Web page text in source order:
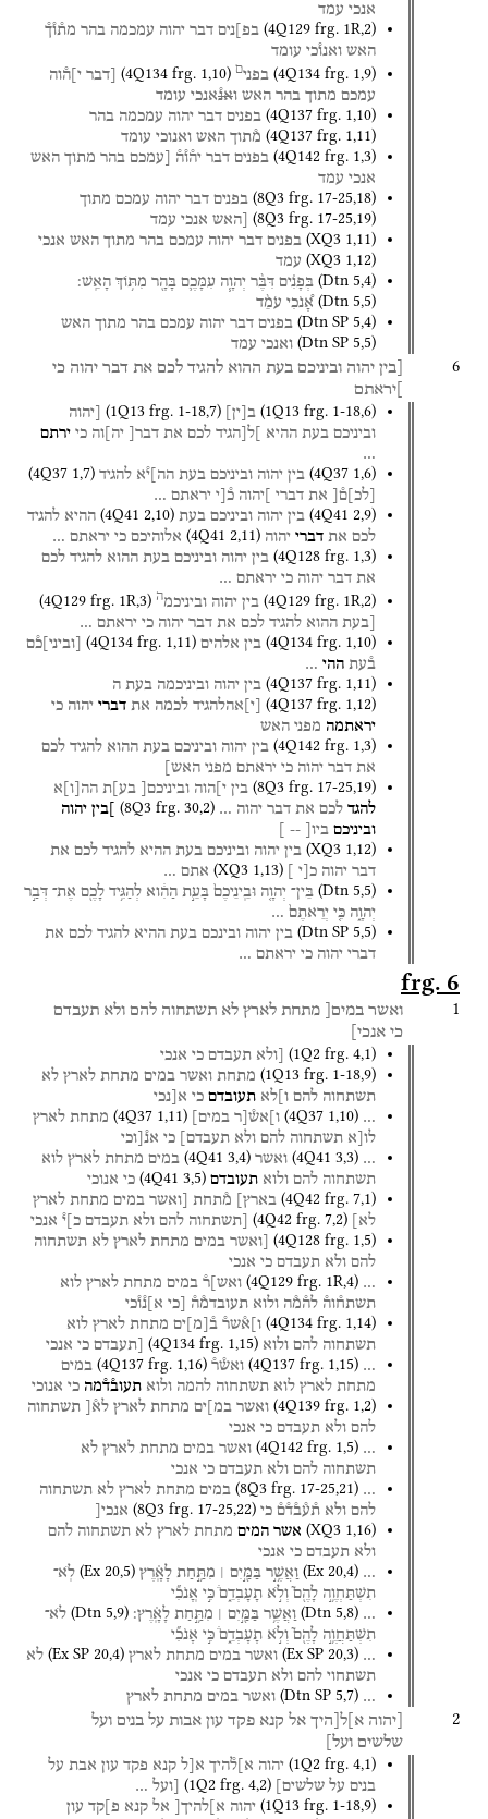
אנכי עמד
(4Q129 frg. 1R,2) בפ]נים דבר יהוה עמכמה בהר מת֯ו֯ך֯
האש ואנו֯כי עומד
(4Q134 frg. 1,9) בפנים (4Q134 frg. 1,10) [דבר י]ה֯וה
עמכם מתוך בהר האש ואנ֯אנכי עומד
(4Q137 frg. 1,10) בפנים דבר יהוה עמכמה בהר
(4Q137 frg. 1,11) מ֯תוך האש ואנוכי עומד
(4Q142 frg. 1,3) בפנים דבר יה֯ו֯ה֯ [עמכם בהר מתוך האש
אנכי עמד
(8Q3 frg. 17-25,18) בפנים דבר יהוה עמכם מתוך
(8Q3 frg. 17-25,19) [האש אנכי עמד
(XQ3 1,11) בפנים דבר יהוה עמכם בהר מתוך האש אנכי
(XQ3 1,12) עמד
(Dtn 5,4) בְּפָנִ֗ים דִּבֶּ֨ר יְהוָ֧ה עִמָּכֶ֛ם בָּהָ֖ר מִתּ֥וֹךְ הָאֵֽשׁ׃
(Dtn 5,5) אָ֠נֹכִי עֹמֵ֨ד
(Dtn SP 5,4) בפנים דבר יהוה עמכם בהר מתוך האש
(Dtn SP 5,5) ואנכי עמד
6 [בין יהוה וביניכם בעת ההוא להגיד לכם את דבר יהוה כי
]יראתם
(1Q13 frg. 1-18,6) ב ין (1Q13 frg. 1-18,7)
[יהוה
וביניכם בעת ההיא ]ל[הגיד לכם את דבר[ יה]וה כי ירתם
…
(4Q37 1,6) בין יהוה וביניכם בעת הה]י֯א להגיד (4Q37 1,7)
לכ ם֯[ את דברי ]יהוה כ֯[י יראתם …
(4Q41 2,9) בין יהוה וביניכם בעת (4Q41 2,10) ההיא להגיד
לכם את דברי יהוה (4Q41 2,11) אלוהיכם כי יראתם …
(4Q128 frg. 1,3) בין יהוה וביניכם בעת ההוא להגיד לכם
את דבר יהוה כי יראתם …
(4Q129 frg. 1R,2) בין יהוה וביניכמה (4Q129 frg. 1R,3)
[בעת ההוא להגיד לכם את דבר יהוה כי יראתם …
(4Q134 frg. 1,10) בין אלהים (4Q134 frg. 1,11) וביני כ֯ם
ב֯עת ההי …
(4Q137 frg. 1,11) בין יהוה וביניכמה בעת ה
(4Q137 frg. 1,12) י אהלהגיד לכמה את דברי יהוה כי
יראתמה מפני האש
(4Q142 frg. 1,3) בין יהוה וביניכם בעת ההוא להגיד לכם
את דבר יהוה כי יראתם מפני האש]
(8Q3 frg. 17-25,19) בין י]הוה וביניכם[ בע]ת הה ו א
להגד לכם את דבר יהוה …
(8Q3 frg. 30,2) ]בין יהוה
וביניכם ביו[ --
(XQ3 1,12) בין יהוה וביניכם בעת ההיא להגיד לכם את
דבר יהוה כ[י (XQ3 1,13) אתם …
(Dtn 5,5) בֵּין־ יְהוָ֤ה וּבֵֽינֵיכֶם֙ בָּעֵ֣ת הַהִ֔וא לְהַגִּ֥יד לָכֶ֖ם אֶת־ דְּבַ֣ר
יְהוָ֑ה כִּ֤י יְרֵאתֶם֙ …
(Dtn SP 5,5) בין יהוה ובינכם בעת ההיא להגיד לכם את
דברי יהוה כי יראתם …
frg. 6
1 ואשר במים[ מתחת לארץ לא תשתחוה להם ולא תעבדם
כי אנכי]
(1Q2 frg. 4,1) [ולא תעבדם כי אנכי
(1Q13 frg. 1-18,9) מתחת ואשר במים מתחת לארץ לא
תשתחוה להם ו]לא תעובדם כי א[נכי
…
(4Q37 1,10) ו]אש֯[ר במים] (4Q37 1,11) מתחת לארץ
לו[א תשתחוה להם ולא תעבדם] כי אנ֯[וכי
…
(4Q41 3,3) ואשר (4Q41 3,4) במים מתחת לארץ לוא
תשתחוה להם ולוא תעובדם (4Q41 3,5) כי אנוכי
(4Q42 frg. 7,1) בארץ] מ֯תחת [ואשר במים מתחת לארץ
לא]
(4Q42 frg. 7,2) [תשתחוה להם ולא תעבדם כ]י֯ אנכי
(4Q128 frg. 1,5) [ואשר במים מתחת לארץ לא תשתחוה
להם ולא תעבדם כי אנכי
…
(4Q129 frg. 1R,4) ואש]ר֯ במים מתחת לארץ לוא
תשתח֯וה֯ לה֯מ֯ה ולוא תעובדמ֯ה֯ [כי א]נ֯ו֯כי
(4Q134 frg. 1,14) ו]א֯שר֯ ב֯ מ ים מתחת לארץ לוא
תשתחוה להם ולוא (4Q134 frg. 1,15) [תעבדם כי אנכי
…
(4Q137 frg. 1,15) ואש֯ר֯ (4Q137 frg. 1,16)
במים
מתחת לארץ לוא תשתחוה להמה ולוא תעוב֯ד֯מה כי אנוכי
(4Q139 frg. 1,2) ואשר במ]ים מתחת לארץ לא֯[
תשתחוה
להם ולא תעבדם כי אנכי
…
(4Q142 frg. 1,5) ואשר במים מתחת לארץ לא
תשתחוה להם ולא תעבדם כי אנכי
…
(8Q3 frg. 17-25,21) במים מתחת לארץ לא תשתחוה
להם ולא ת֯ע֯ב֯ד֯ם֯ כי (8Q3 frg. 17-25,22) אנכי[
(XQ3 1,16) אשר המים מתחת לארץ לא תשתחוה להם
ולא תעבדם כי אנכי
…
(Ex 20,4) וַאֲשֶׁ֥֣ר בַּמַּ֖֣יִם ׀ מִתַּ֥֣חַת לָאָֽ֗רֶץ (Ex 20,5)
לֹֽא־
תִשְׁתַּחְוֶ֥֣ה לָהֶ֖ם֮ וְלֹ֣א תָעָבְדֵ֑ם֒ כִּ֣י אֽ͏ָנֹכִ֞י
…
(Dtn 5,8) וַאֲשֶׁ֥ר בַּמַּ֖֣יִם ׀ מִתַּ֥֣חַת לָאָֽ֗רֶץ׃ (Dtn 5,9)
לֹא־
תִשְׁתַּחֲוֶ֥֣ה לָהֶ֖ם֮ וְלֹ֣א תָעָבְדֵ֑ם֒ כִּ֣י אָנֹכִ֞י
…
(Ex SP 20,3) ואשר במים מתחת לארץ (Ex SP 20,4)
לא
תשתחוי להם ולא תעבדם כי אנכי
…
(Dtn SP 5,7) ואשר במים מתחת לארץ
2 [יהוה א]ל[היך אל קנא פקד עון אבות על בנים ועל
שלשים ועל]
(1Q2 frg. 4,1) יהוה א]ל֯היך א[ל קנא פקד עון אבת על
בנים על שלשים] (1Q2 frg. 4,2) [ועל …
(1Q13 frg. 1-18,9) יהוה א]להיך[ אל קנא פ]קד עון